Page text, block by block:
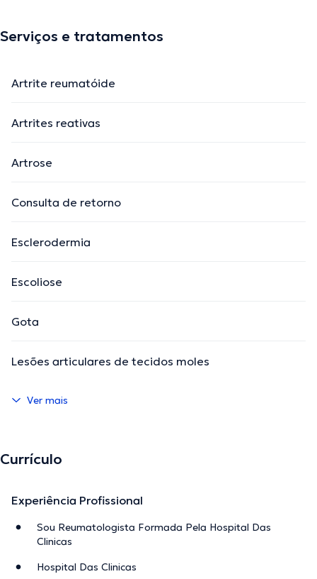
Serviços e tratamentos
Artrite reumatóide
Artrites reativas
Artrose
Consulta de retorno
Esclerodermia
Escoliose
Gota
Lesões articulares de tecidos moles
Ver mais
Currículo
Experiência Profissional
Sou Reumatologista Formada Pela Hospital Das
Clinicas
Hospital Das Clinicas